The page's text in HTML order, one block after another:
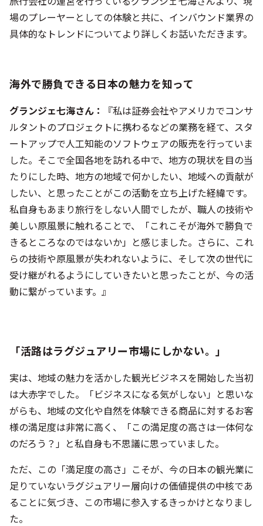
海外で勝負できる日本の魅力を知って
グランジェ七海さん：『私は証券会社やアメリカでコンサ
した。そこで全国各地を訪れる中で、地方の現状を目の当
たりにした時、地方の地域で何かしたい、地域への貢献が
したい、と思ったことがこの活動を立ち上げた経緯です。
私自身もあまり旅行をしない人間でしたが、職人の技術や
美しい原風景に触れることで、「これこそが海外で勝負で
きるところなのではないか」と感じました。さらに、これ
らの技術や原風景が失われないように、そして次の世代に
受け継がれるようにしていきたいと思ったことが、今の活
動に繋がっています。』
「活路はラグジュアリー市場にしかない。」
様の満足度は非常に高く、「この満足度の高さは一体何な
のだろう？」と私自身も不思議に思っていました。
ただ、この「満足度の高さ」こそが、今の日本の観光業に
足りていないラグジュアリー層向けの価値提供の中核であ
ることに気づき、この市場に参入するきっかけとなりまし
た。
もしみなさんがメニューを開発される場所が東京のような
都市ではない場合、ラグジュアリー層をターゲットにする
しか活路が無いのではないかと感じています。なぜなら、
体験を中心とした商品を提供するビジネスは、皆さんが思